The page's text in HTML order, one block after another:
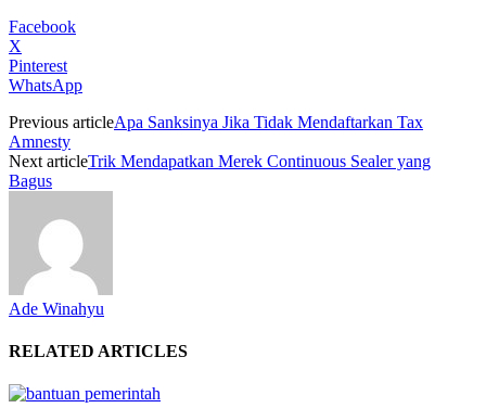
Facebook
X
Pinterest
WhatsApp
Previous articleApa Sanksinya Jika Tidak Mendaftarkan Tax
Amnesty
Next articleTrik Mendapatkan Merek Continuous Sealer yang
Bagus
Ade Winahyu
RELATED ARTICLES